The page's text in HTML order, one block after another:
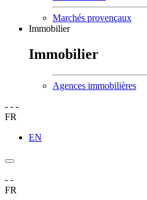
Marchés provençaux
Immobilier
Immobilier
Agences immobilières
- - -
FR
EN
- -
FR